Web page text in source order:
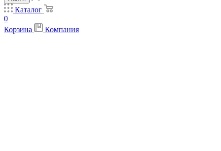
Каталог
0
Корзина
Компания